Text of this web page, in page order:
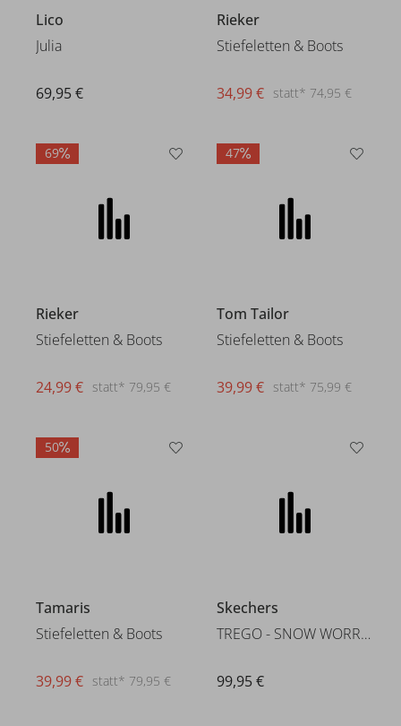
Lico
Julia
69,95 €
Rieker
Stiefeletten & Boots
statt* 74,95 €
34,99 €
69
Rieker
Stiefeletten & Boots
statt* 79,95 €
24,99 €
47
Tom Tailor
Stiefeletten & Boots
statt* 75,99 €
39,99 €
50
Tamaris
Stiefeletten & Boots
statt* 79,95 €
39,99 €
Skechers
TREGO - SNOW WORRIES
99,95 €